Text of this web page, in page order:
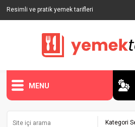
Resimli ve pratik yemek tarifleri
MENU